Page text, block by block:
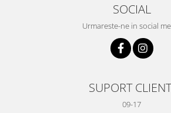
Ulei de masline bio
Uleiuri esentiale alimentare bio
SOCIAL
Urmareste-ne in social
SUPORT
09-17